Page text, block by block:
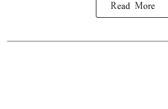
Read More